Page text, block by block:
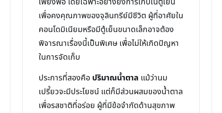
เพื่อคงคุณภาพของจุลินทรีย์มีชีวิต ผู้ที่อาศัยใน
คอนโดมิเนียมหรือมีตู้เย็นขนาดเล็กอาจต้อง
พิจารณาเรื่องนี้เป็นพิเศษ เพื่อไม่ให้เกิดปัญหา
ในการจัดเก็บ
ประการที่สองคือ ปริมาณน้ำตาล แม้ว่านม
เปรี้ยวจะมีประโยชน์ แต่ก็มีส่วนผสมของน้ำตาล
เพื่อรสชาติที่อร่อย ผู้ที่มีข้อจำกัดด้านสุขภาพ